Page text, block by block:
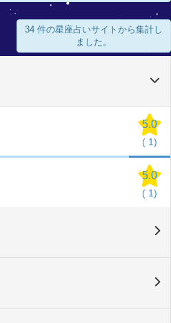
34 件の星座占いサイトから集計し
ました。
5.0
( 1)
5.0
( 1)